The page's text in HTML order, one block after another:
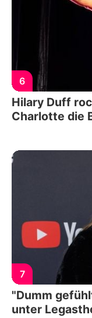
6
Hilary Duff
Charlotte die
7
"Dumm
unter